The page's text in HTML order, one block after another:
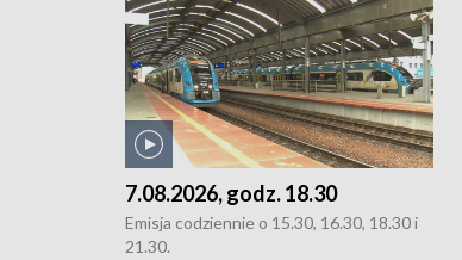
7.08.2026, godz. 18.30
Emisja codziennie o 15.30, 16.30, 18.30 i
21.30.